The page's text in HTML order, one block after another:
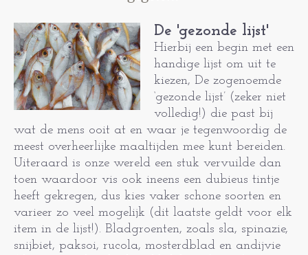
De 'gezonde lijst'
Hierbij een begin met een
handige lijst om uit te
kiezen, De zogenoemde
‘gezonde lijst’ (zeker niet
volledig!) die past bij
wat de mens ooit at en waar je tegenwoordig de
meest overheerlijke maaltijden mee kunt bereiden.
Uiteraard is onze wereld een stuk vervuilde dan
toen waardoor vis ook ineens een dubieus tintje
heeft gekregen, dus kies vaker schone soorten en
varieer zo veel mogelijk (dit laatste geldt voor elk
item in de lijst!). Bladgroenten, zoals sla, spinazie,
snijbiet, paksoi, rucola, mosterdblad en andijvie